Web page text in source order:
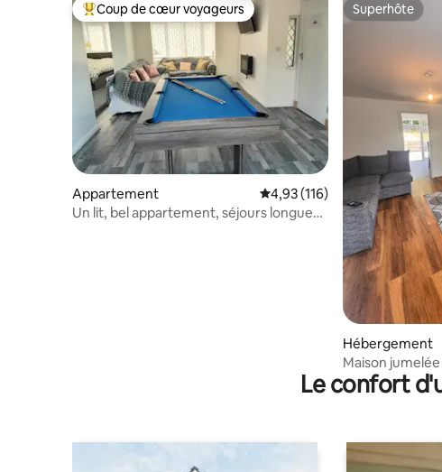
Coups de cœur voyageurs les plus appréciés
Coup de cœur voyageurs
Appartement Évaluation moyenne sur la
4,93 (116)
Un lit, bel appartement, séjours longue
Superhôte
Superhôte
Hébergement
Maison
située dans un
Le confort